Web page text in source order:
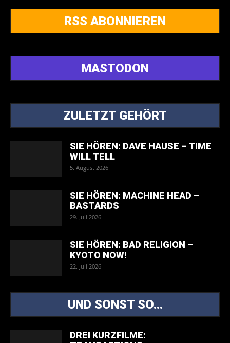
RSS ABONNIEREN
MASTODON
ZULETZT GEHÖRT
SIE HÖREN: DAVE HAUSE – TIME
WILL TELL
5. August 2026
SIE HÖREN: MACHINE HEAD –
BASTARDS
29. Juli 2026
SIE HÖREN: BAD RELIGION –
KYOTO NOW!
22. Juli 2026
UND SONST SO...
DREI KURZFILME: